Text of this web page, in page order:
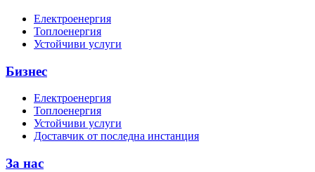
Електроенергия
Топлоенергия
Устойчиви услуги
Бизнес
Електроенергия
Топлоенергия
Устойчиви услуги
Доставчик от последна инстанция
За нас